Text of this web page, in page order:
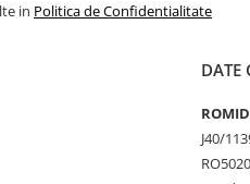
in Politica de Confidentialitate
DATE
J40/